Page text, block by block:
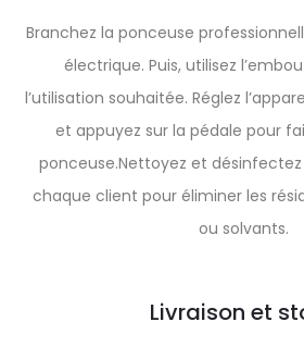
Branchez la ponceuse
électrique. Puis, utilisez
l’utilisation souhaitée. Réglez
et appuyez sur la pédale pour
ponceuse.Nettoyez et
chaque client pour éliminer les
ou solvants.
Livraison et